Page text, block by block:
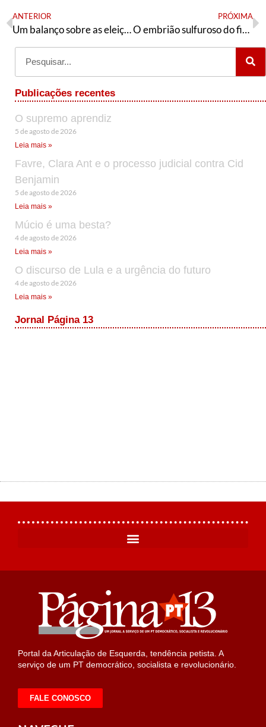
ANTERIOR
Um balanço sobre as eleições alemãs
PRÓXIMA
O embrião sulfuroso do financiamento militante
Publicações recentes
O supremo aprendiz
5 de agosto de 2026
Leia mais »
Favre, Clara Ant e o processo judicial contra Cid
Benjamin
5 de agosto de 2026
Leia mais »
Múcio é uma besta?
4 de agosto de 2026
Leia mais »
O discurso de Lula e a urgência do futuro
4 de agosto de 2026
Leia mais »
Jornal Página 13
Portal da Articulação de Esquerda, tendência petista. A
serviço de um PT democrático, socialista e revolucionário.
FALE CONOSCO